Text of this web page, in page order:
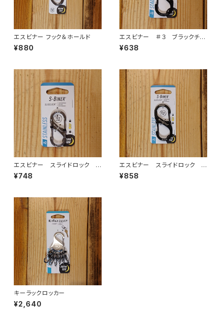
エスビナー フック＆ホールド
¥880
エスビナー ＃３ ブラックチタ
ン
¥638
エスビナー スライドロック ＃
２ ステンレスシルバー
¥748
エスビナー スライドロック ＃
３ ブラック
¥858
キーラックロッカー
¥2,640